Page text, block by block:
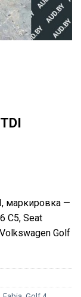
маркировка —
C5, Seat
Golf